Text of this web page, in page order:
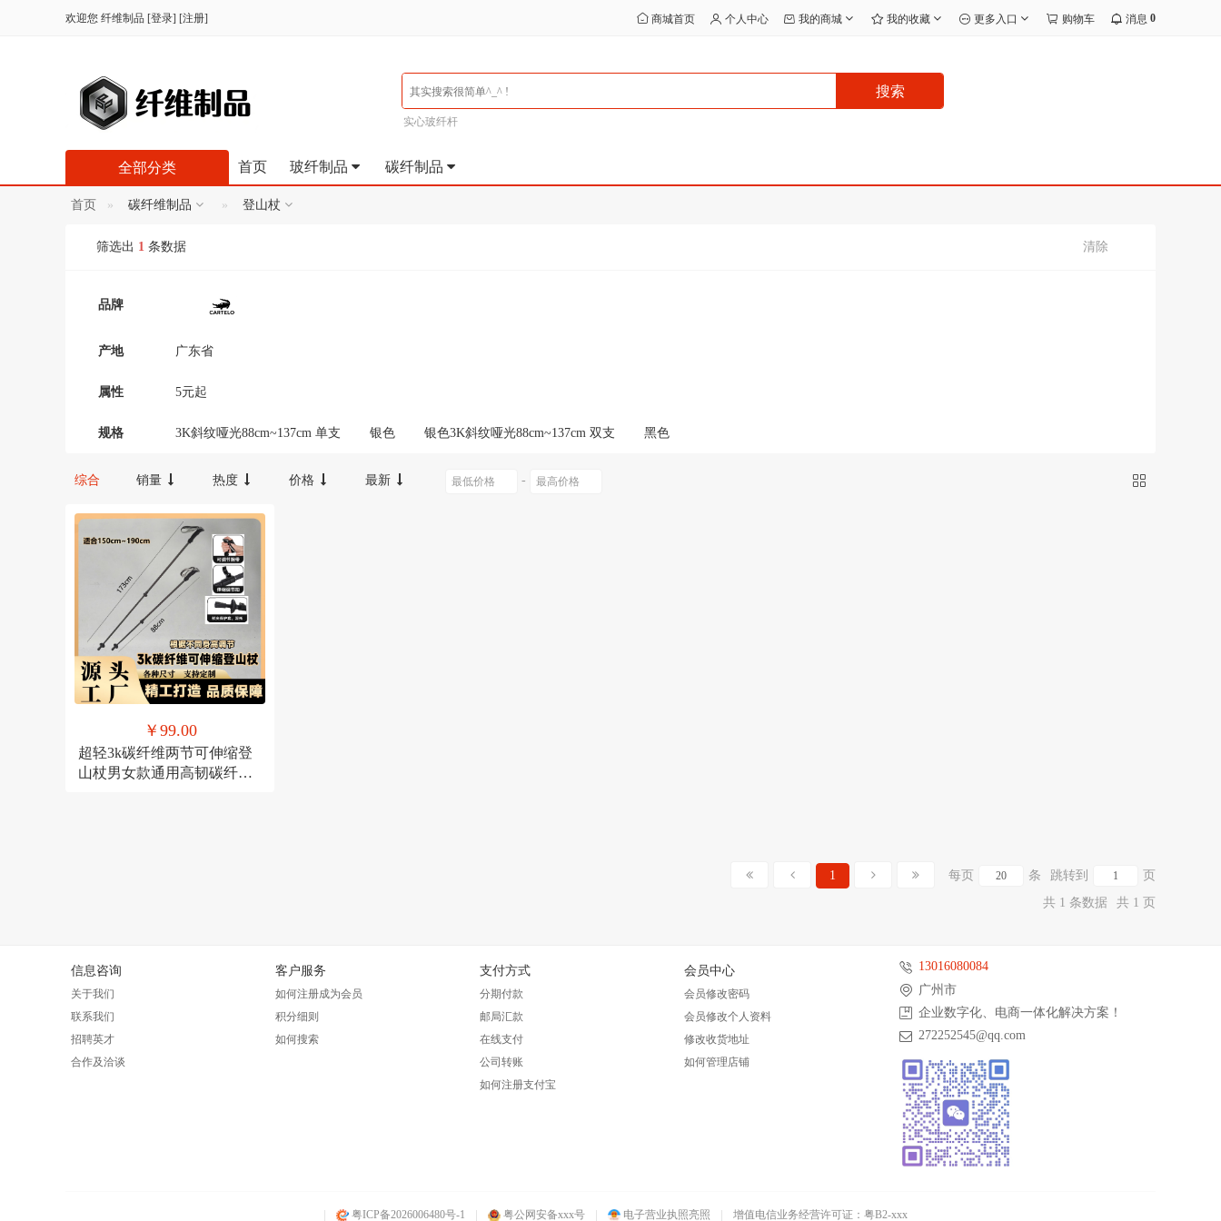
欢迎您 纤维制品 [登录] [注册] 商城首页 个人中心 我的商城 我的收藏 更多入口 购物车 消息 0
搜索
实心玻纤杆
首页 玻纤制品 碳纤制品
全部分类
首页 碳纤维制品 登山杖
筛选出 1 条数据 清除
品牌
产地 广东省
属性 5元起
规格 3K斜纹哑光88cm~137cm 单支 银色 银色3K斜纹哑光88cm~137cm 双支 黑色
综合 销量 热度 价格 最新 -
￥99.00
超轻3k碳纤维两节可伸缩登
山杖男女款通用高韧碳纤维
1 每页 条 跳转到
页
共 1 条数据
共 1 页
信息咨询
关于我们
联系我们
招聘英才
合作及洽谈
客户服务
如何注册成为会员
积分细则
如何搜索
支付方式
分期付款
邮局汇款
在线支付
公司转账
如何注册支付宝
会员中心
会员修改密码
会员修改个人资料
修改收货地址
如何管理店铺
13016080084
广州市
企业数字化、电商一体化解决方案！
272252545@qq.com
| 粤ICP备2026006480号-1 | 粤公网安备xxx号 | 电子营业执照亮照 | 增值电信业务经营许可证：粤B2-xxx